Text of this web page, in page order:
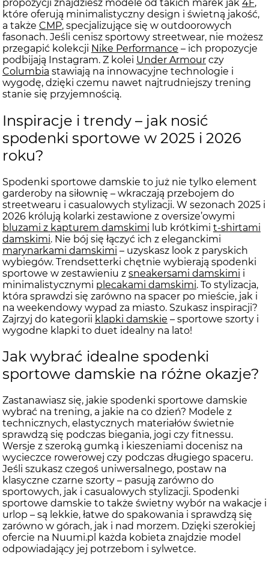
propozycji znajdziesz modele od takich marek jak 4F,
które oferują minimalistyczny design i świetną jakość,
a także CMP, specjalizujące się w outdoorowych
fasonach. Jeśli cenisz sportowy streetwear, nie możesz
przegapić kolekcji Nike Performance – ich propozycje
podbijają Instagram. Z kolei Under Armour czy
Columbia stawiają na innowacyjne technologie i
wygodę, dzięki czemu nawet najtrudniejszy trening
stanie się przyjemnością.
Inspiracje i trendy – jak nosić
spodenki sportowe w 2025 i 2026
roku?
Spodenki sportowe damskie to już nie tylko element
garderoby na siłownię – wkraczają przebojem do
streetwearu i casualowych stylizacji. W sezonach 2025 i
2026 królują kolarki zestawione z oversize’owymi
bluzami z kapturem damskimi lub krótkimi t-shirtami
damskimi. Nie bój się łączyć ich z eleganckimi
marynarkami damskimi – uzyskasz look z paryskich
wybiegów. Trendsetterki chętnie wybierają spodenki
sportowe w zestawieniu z sneakersami damskimi i
minimalistycznymi plecakami damskimi. To stylizacja,
która sprawdzi się zarówno na spacer po mieście, jak i
na weekendowy wypad za miasto. Szukasz inspiracji?
Zajrzyj do kategorii klapki damskie – sportowe szorty i
wygodne klapki to duet idealny na lato!
Jak wybrać idealne spodenki
sportowe damskie na różne okazje?
Zastanawiasz się, jakie spodenki sportowe damskie
wybrać na trening, a jakie na co dzień? Modele z
technicznych, elastycznych materiałów świetnie
sprawdzą się podczas biegania, jogi czy fitnessu.
Wersje z szeroką gumką i kieszeniami docenisz na
wycieczce rowerowej czy podczas długiego spaceru.
Jeśli szukasz czegoś uniwersalnego, postaw na
klasyczne czarne szorty – pasują zarówno do
sportowych, jak i casualowych stylizacji. Spodenki
sportowe damskie to także świetny wybór na wakacje i
urlop – są lekkie, łatwe do spakowania i sprawdzą się
zarówno w górach, jak i nad morzem. Dzięki szerokiej
ofercie na Nuumi.pl każda kobieta znajdzie model
odpowiadający jej potrzebom i sylwetce.